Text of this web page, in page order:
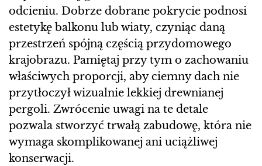
odcieniu. Dobrze dobrane pokrycie podnosi
estetykę balkonu lub wiaty, czyniąc daną
przestrzeń spójną częścią przydomowego
krajobrazu. Pamiętaj przy tym o zachowaniu
właściwych proporcji, aby ciemny dach nie
przytłoczył wizualnie lekkiej drewnianej
pergoli. Zwrócenie uwagi na te detale
pozwala stworzyć trwałą zabudowę, która nie
wymaga skomplikowanej ani uciążliwej
konserwacji.